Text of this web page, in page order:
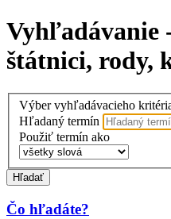
Vyhľadávanie
štátnici, rody,
Výber vyhľadávacieho
Hľadaný termín
Použiť termín ako
Hľadať
Čo hľadáte?